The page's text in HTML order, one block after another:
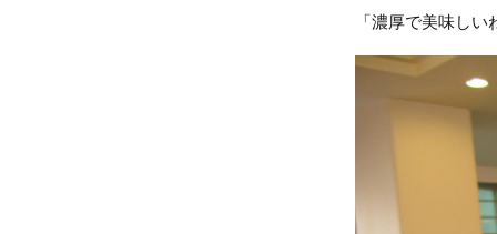
「濃厚で美味しい